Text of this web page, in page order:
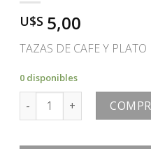
U$S 5,00
TAZAS DE CAFE Y PLATO
0 disponibles
TAZA cantidad